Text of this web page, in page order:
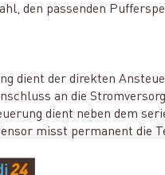
den passenden
dient der direkten
an die
dient neben dem
misst permanent die
Drosselung der Zuluft,